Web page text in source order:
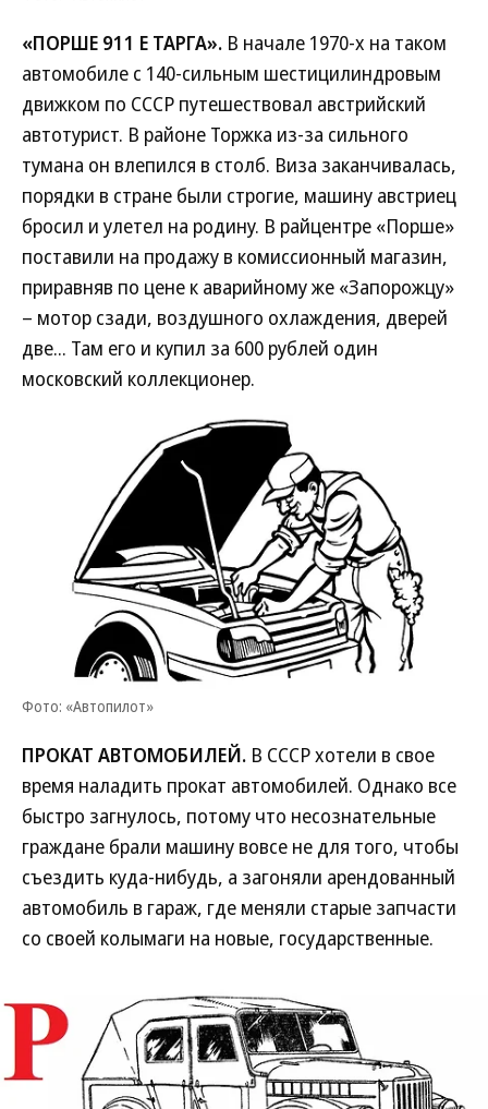
«ПОРШЕ 911 Е ТАРГА». В начале 1970-х на таком
автомобиле с 140-сильным шестицилиндровым
движком по СССР путешествовал австрийский
автотурист. В районе Торжка из-за сильного
тумана он влепился в столб. Виза заканчивалась,
порядки в стране были строгие, машину австриец
бросил и улетел на родину. В райцентре «Порше»
поставили на продажу в комиссионный магазин,
приравняв по цене к аварийному же «Запорожцу»
– мотор сзади, воздушного охлаждения, дверей
две... Там его и купил за 600 рублей один
московский коллекционер.
Фото: «Автопилот»
ПРОКАТ АВТОМОБИЛЕЙ. В СССР хотели в свое
время наладить прокат автомобилей. Однако все
быстро загнулось, потому что несознательные
граждане брали машину вовсе не для того, чтобы
съездить куда-нибудь, а загоняли арендованный
автомобиль в гараж, где меняли старые запчасти
со своей колымаги на новые, государственные.